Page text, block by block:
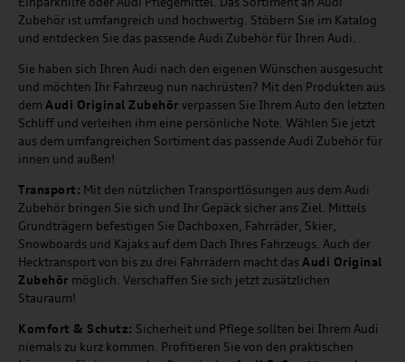
Zubehör ist umfangreich und hochwertig. Stöbern Sie im Katalog
und entdecken Sie das passende Audi Zubehör für Ihren Audi.
Sie haben sich Ihren Audi nach den eigenen Wünschen ausgesucht
und möchten Ihr Fahrzeug nun nachrüsten? Mit den Produkten aus
dem Audi Original Zubehör verpassen Sie Ihrem Auto den letzten
Schliff und verleihen ihm eine persönliche Note. Wählen Sie jetzt
aus dem umfangreichen Sortiment das passende Audi Zubehör für
innen und außen!
Transport: Mit den nützlichen Transportlösungen aus dem Audi
Zubehör bringen Sie sich und Ihr Gepäck sicher ans Ziel. Mittels
Grundträgern befestigen Sie Dachboxen, Fahrräder, Skier,
Snowboards und Kajaks auf dem Dach Ihres Fahrzeugs. Auch der
Hecktransport von bis zu drei Fahrrädern macht dasAudi Original
Zubehör möglich. Verschaffen Sie sich jetzt zusätzlichen
Stauraum!
Komfort & Schutz: Sicherheit und Pflege sollten bei Ihrem Audi
niemals zu kurz kommen. Profitieren Sie von den praktischen